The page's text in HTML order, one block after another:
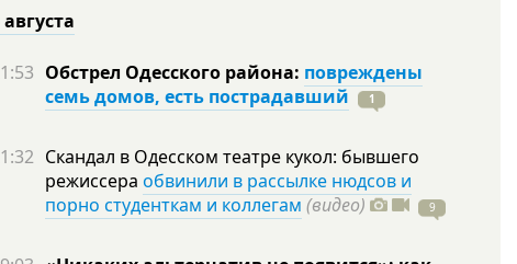
августа
Обстрел Одесского района: повреждены
семь домов, есть пострадавший
1
Скандал в Одесском театре кукол: бывшего
режиссера обвинили в рассылке нюдсов и
порно студенткам и коллегам (видео) 9